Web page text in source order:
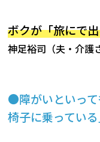
ボクが「旅にで
神足裕司（夫・介護
障がいといっ
椅子に乗ってい